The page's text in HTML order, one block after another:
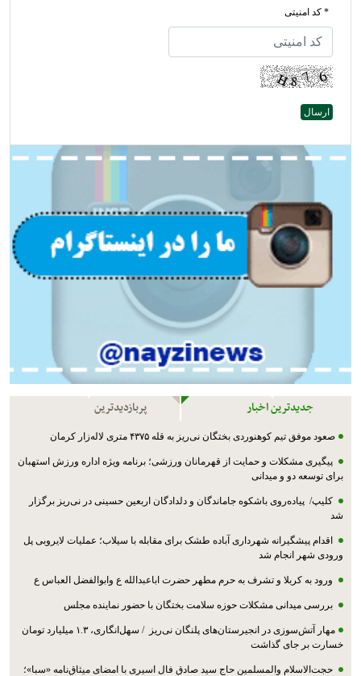
* کد امنیتی
جدیدترین اخبار پربازدیدترین
صعود موفق تیم کوهنوردی بختگان نی‌ریز به قله ۴۳۷۵ متری لاله‌زار کرمان
پیگیری مشکلات و حمایت از قهرمانان ورزشی؛ برنامه ویژه اداره ورزش استهبان
برای توسعه دو و میدانی
کلیپ/ پیاده‌روی باشکوه جاماندگان و دلدادگان اربعین حسینی در نی‌ریز برگزار
شد
اقدام پیشگیرانه شهرداری آباده طشک برای مقابله با سیلاب؛ عملیات لایروبی پل
ورودی شهر انجام شد
ورود به کربلا و تشرف به حرم مطهر حضرت اباعبدالله ع وابوالفضل العباس ع
بررسی میدانی مشکلات حوزه سلامت بختگان با حضور نماینده مجلس
مهار آتش‌سوزی در انجیرستان‌های پلنگان نی‌ریز / سهل‌انگاری، ۱.۳ میلیارد تومان
خسارت بر جای گذاشت
حجت‌الاسلام والمسلمین حاج سید صادق فال اسیری با امضای میثاق‌نامه «سبا»؛